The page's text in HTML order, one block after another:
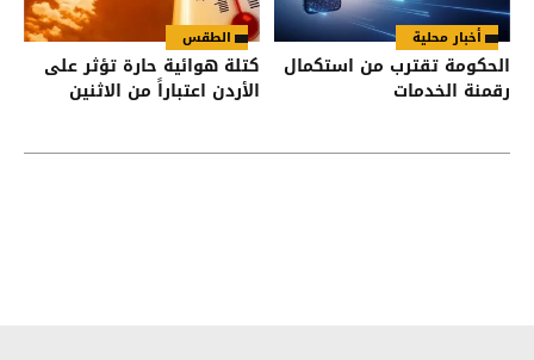
أخبار محلية
الحكومة تقترب من استكمال
رقمنة الخدمات
الطقس
كتلة هوائية حارة تؤثر على
الأردن اعتباراً من الاثنين